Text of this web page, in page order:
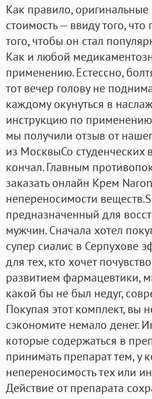
Как правило,
стоимость — ввиду того,
того, чтобы он стал
Как и любой
применению. Естессно,
тот вечер голову не
каждому окунуться в
инструкцию по
мы получили отзыв от
из МосквыСо студенческих
кончал. Главным
заказать онлайн Крем
непереносимости
предназначенный для
мужчин. Сначала хотел
супер сиалис в Серпухове
для тех, кто хочет
развитием фармацевтики,
какой бы не был недуг,
Покупая этот комплект, вы
сэкономите немало денег.
которые содержаться в
принимать препарат тем, у
непереносимость тех или
Действие от препарата